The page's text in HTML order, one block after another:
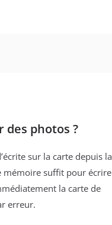
photos ?
sur la carte depuis la
mémoire suffit pour écrire
la carte de
erreur.